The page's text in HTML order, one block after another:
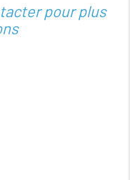
pour plus